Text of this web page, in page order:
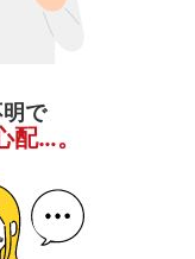
で
配…。